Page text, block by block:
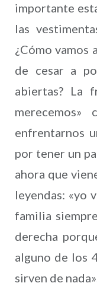
importante
las
¿Cómo vamos
de cesar a
abiertas? La
enfrentarnos
por tener un
ahora que
leyendas: «yo
familia
derecha
alguno de los
sirven de